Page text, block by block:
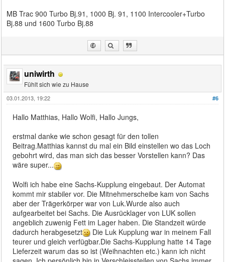
MB Trac 900 Turbo Bj.91, 1000 Bj. 91, 1100 Intercooler+Turbo
Bj.88 und 1600 Turbo Bj.88
uniwirth
Fühlt sich wie zu Hause
#6
03.01.2013, 19:22
Hallo Matthias, Hallo Wolfi, Hallo Jungs,
erstmal danke wie schon gesagt für den tollen
Beitrag.Matthias kannst du mal ein Bild einstellen wo das Loch
gebohrt wird, das man sich das besser Vorstellen kann? Das
wäre super...
Wolfi ich habe eine Sachs-Kupplung eingebaut. Der Automat
kommt mir stabiler vor. Die Mitnehmerscheibe kam von Sachs
aber der Trägerkörper war von Luk.Wurde also auch
aufgearbeitet bei Sachs. Die Ausrücklager von LUK sollen
angeblich zuwenig Fett im Lager haben. Die Standzeit würde
dadurch herabgesetzt
Die Luk Kupplung war in meinem Fall
teurer und gleich verfügbar.Die Sachs-Kupplung hatte 14 Tage
Lieferzeit warum das so ist (Weihnachten etc.) kann ich nicht